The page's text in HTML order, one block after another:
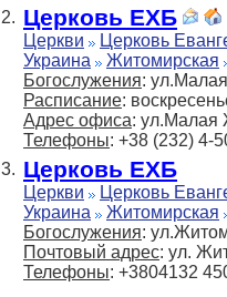
2. Церковь ЕХБ
Церкви
Церковь
Украина
Житомирская
Богослужения:
Расписание:
Адрес офиса: ул.Малая
Телефоны: +38 (232) 4-
3. Церковь ЕХБ
Церкви
Церковь
Украина
Житомирская
Богослужения:
Почтовый адрес: ул.
Телефоны: +3804132